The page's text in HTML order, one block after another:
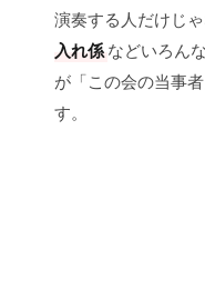
演奏する人だけじゃ
入れ係などいろん
が「この会の当事
す。